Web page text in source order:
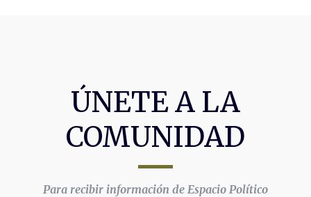
ÚNETE A LA
COMUNIDAD
Para recibir información de Espacio Político